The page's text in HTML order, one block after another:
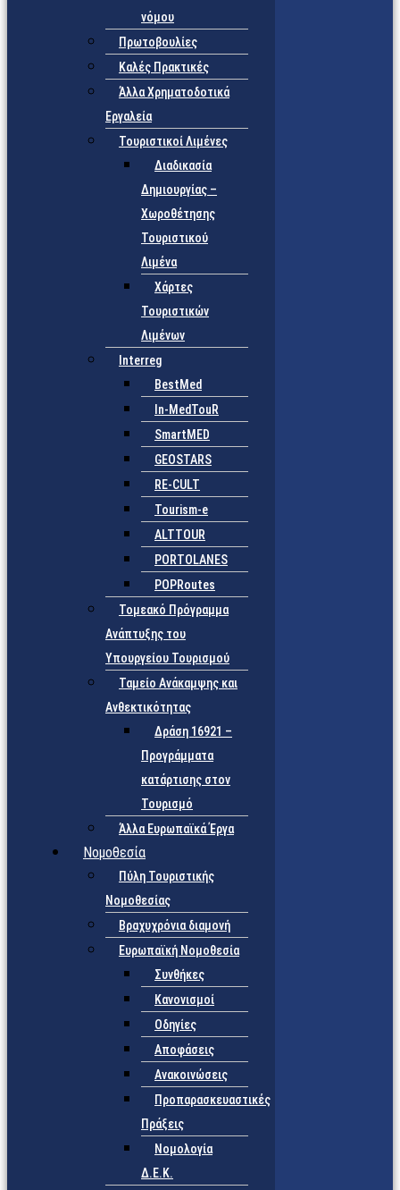
νόμου
Πρωτοβουλίες
Καλές Πρακτικές
Άλλα Χρηματοδοτικά
Εργαλεία
Τουριστικοί Λιμένες
Διαδικασία
Δημιουργίας –
Χωροθέτησης
Τουριστικού
Λιμένα
Χάρτες
Τουριστικών
Λιμένων
Interreg
BestMed
In-MedTouR
SmartMED
GEOSTARS
RE-CULT
Tourism-e
ALTTOUR
PORTOLANES
POPRoutes
Τομεακό Πρόγραμμα
Ανάπτυξης του
Υπουργείου Τουρισμού
Ταμείο Ανάκαμψης και
Ανθεκτικότητας
Δράση 16921 –
Προγράμματα
κατάρτισης στον
Τουρισμό
Άλλα Ευρωπαϊκά Έργα
Νομοθεσία
Πύλη Τουριστικής
Νομοθεσίας
Βραχυχρόνια διαμονή
Ευρωπαϊκή Νομοθεσία
Συνθήκες
Κανονισμοί
Οδηγίες
Αποφάσεις
Ανακοινώσεις
Προπαρασκευαστικές
Πράξεις
Νομολογία
Δ.Ε.Κ.